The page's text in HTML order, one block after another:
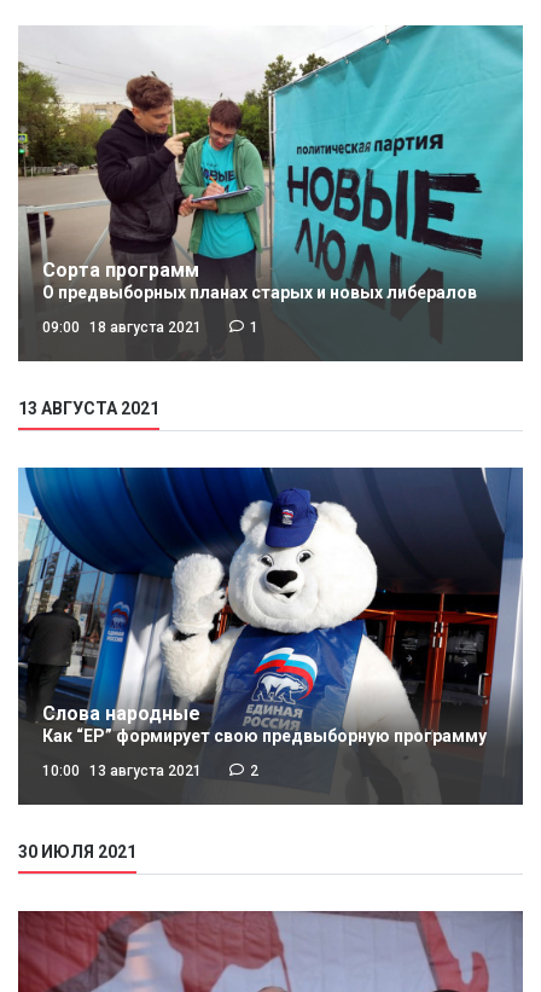
Сорта программ
О предвыборных планах старых и новых либералов
09:00 18 августа 2021 1
13 АВГУСТА 2021
Слова народные
Как “ЕР” формирует свою предвыборную программу
10:00 13 августа 2021 2
30 ИЮЛЯ 2021